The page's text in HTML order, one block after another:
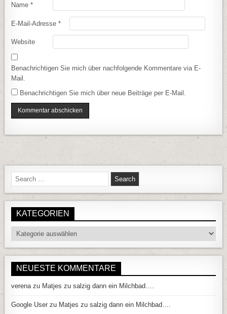
Name*
E-Mail-Adresse*
Website
Benachrichtigen Sie mich über nachfolgende Kommentare via E-
Mail.
Benachrichtigen Sie mich über neue Beiträge per E-Mail.
Search for:
KATEGORIEN
Kategorien
NEUESTE KOMMENTARE
verenazu Matjes zu salzig dann ein Milchbad….
Google User zu Matjes zu salzig dann ein Milchbad….